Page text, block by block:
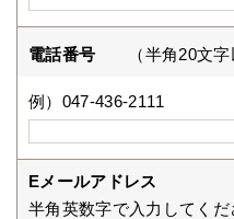
電話番号 （半角20文字
例）047-436-2111
Eメールアドレス
半角英数字で入力してくだ